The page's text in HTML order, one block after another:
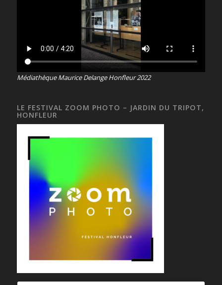
Médiathèque Maurice Delange Honfleur 2022
LE FESTIVAL ZOOM PHOTO – JARDIN DU TRIPOT,
HONFLEUR